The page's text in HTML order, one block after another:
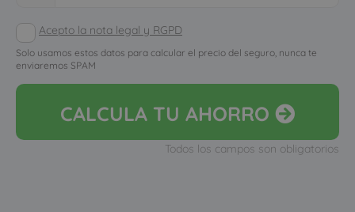
Acepto la nota legal y RGPD
Solo usamos estos datos para calcular el precio del seguro, nunca te
enviaremos SPAM
CALCULA TU AHORRO
Todos los campos son obligatorios